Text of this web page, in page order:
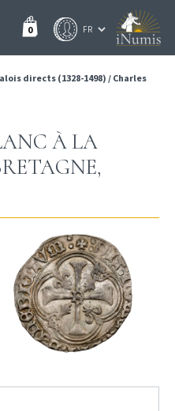
0
directs (1328-1498) / Charles
À LA